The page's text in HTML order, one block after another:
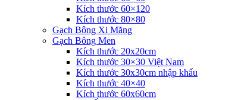
Kích thước 60×120
Kích thước 80×80
Gạch Bông Xi Măng
Gạch Bông Men
Kích thước 20x20cm
Kích thước 30×30 Việt Nam
Kích thước 30x30cm nhập khẩu
Kích thước 40×40
Kích thước 60x60cm